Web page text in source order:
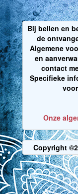
Bij bellen en
de
Algemene
en
contact
Specifieke
Onze
Copyright